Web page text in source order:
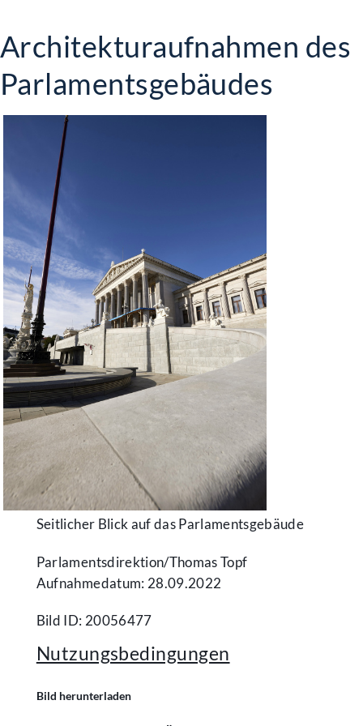
Architekturaufnahmen des
Parlamentsgebäudes
Seitlicher Blick auf das Parlamentsgebäude
Parlamentsdirektion/​Thomas Topf
Aufnahmedatum: 28.09.2022
Bild ID: 20056477
Nutzungsbedingungen
Bild herunterladen